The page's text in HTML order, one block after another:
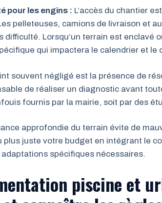
pour les engins : L’accès du chantier
pelleteuses, camions de livraison et
difficulté. Lorsqu’un terrain est enclavé
qui impactera le calendrier et le
souvent négligé est la présence de
de réaliser un diagnostic avant
fournis par la mairie, soit par des
approfondie du terrain évite de
plus juste votre budget en intégrant le
spécifiques nécessaires.
piscine et